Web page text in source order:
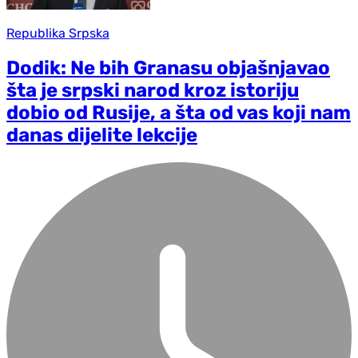
Republika Srpska
Dodik: Ne bih Granasu objašnjavao
šta je srpski narod kroz istoriju
dobio od Rusije, a šta od vas koji nam
danas dijelite lekcije